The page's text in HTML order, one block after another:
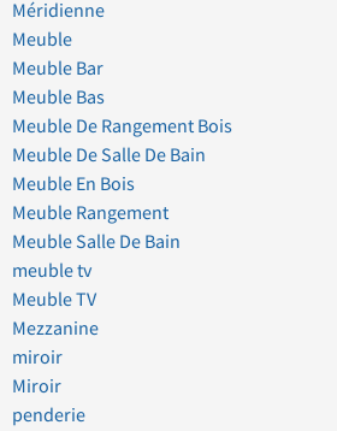
Méridienne
Meuble
Meuble Bar
Meuble Bas
Meuble De Rangement Bois
Meuble De Salle De Bain
Meuble En Bois
Meuble Rangement
Meuble Salle De Bain
meuble tv
Meuble TV
Mezzanine
miroir
Miroir
penderie